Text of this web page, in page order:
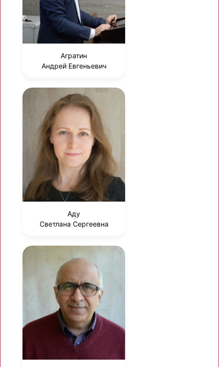
Агратин
Андрей Евгеньевич
Аду
Светлана Сергеевна